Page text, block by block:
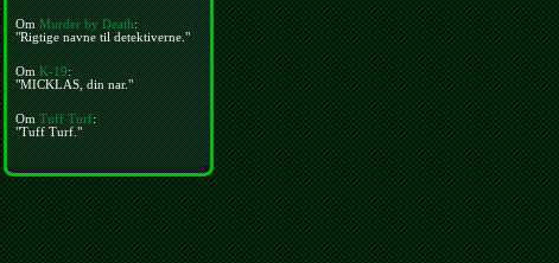
OmMurder by Death:
"Rigtige navne til detektiverne."
OmK-19:
"MICKLAS, din nar."
OmTuff Turf:
"Tuff Turf."